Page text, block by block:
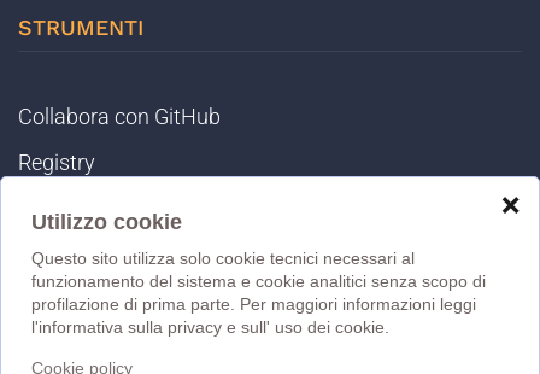
Utilizzo cookie
Questo sito utilizza solo cookie tecnici necessari al
funzionamento del sistema e cookie analitici senza scopo di
profilazione di prima parte. Per maggiori informazioni leggi
l'informativa sulla privacy e sull' uso dei cookie.
Cookie policy
❌
STRUMENTI
Collabora con GitHub
Registry
IDEM Tools
MET
eduGAIN DB